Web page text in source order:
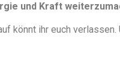
und Kraft
könnt ihr euch